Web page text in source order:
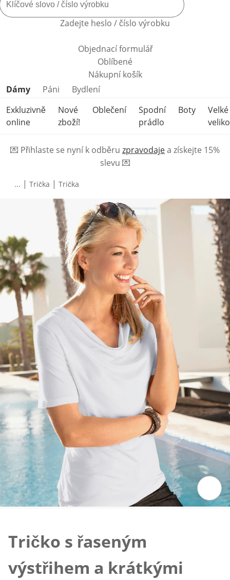
Zadejte heslo / číslo výrobku
Objednací formulář
Oblíbené
Nákupní košík
Přeskočit kategorie produktů
Dámy Páni
Bydlení
Exkluzivně
online
Nové
zboží!
Oblečení
Spodní
prádlo
Boty
Velké
💌 Přihlaste se nyní k odběru zpravodajea získejte 15%
slevu 💌
... | Trička | Trička
Tričko s řaseným
výstřihem a krátkými